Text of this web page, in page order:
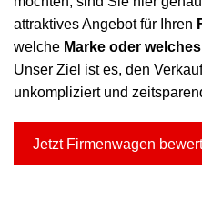
attraktives Angebot für Ihren
welche Marke oder welches
Unser Ziel ist es, den
unkompliziert und
Jetzt Firmenwagen